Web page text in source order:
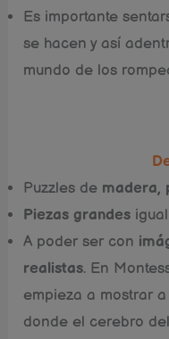
Es importante
se hacen y así
mundo de los
Puzzles de madera,
Piezas grandes
A poder ser con
realistas. En
empieza a mostrar
donde el cerebro